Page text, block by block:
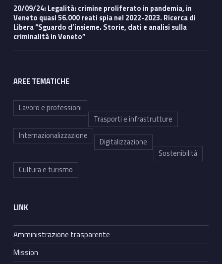
20/09/24: Legalità: crimine proliferato in pandemia, in
Veneto quasi 56.000 reati spia nel 2022-2023. Ricerca di
Libera “Sguardo d’insieme. Storie, dati e analisi sulla
criminalità in Veneto”
AREE TEMATICHE
Lavoro e professioni
Trasporti e infrastrutture
Internazionalizzazione
Digitalizzazione
Sostenibilità
Cultura e turismo
LINK
Amministrazione trasparente
Mission